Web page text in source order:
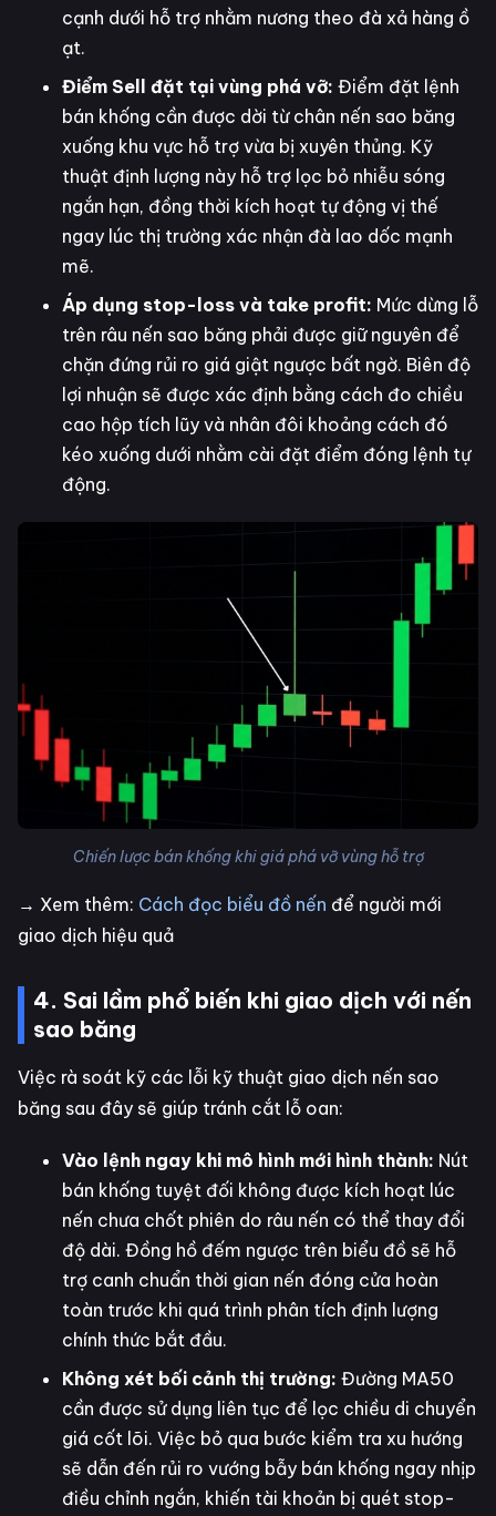
cạnh dưới hỗ trợ nhằm nương theo đà xả hàng ồ
ạt.
Điểm Sell đặt tại vùng phá vỡ: Điểm đặt lệnh
bán khống cần được dời từ chân nến sao băng
xuống khu vực hỗ trợ vừa bị xuyên thủng. Kỹ
thuật định lượng này hỗ trợ lọc bỏ nhiễu sóng
ngắn hạn, đồng thời kích hoạt tự động vị thế
ngay lúc thị trường xác nhận đà lao dốc mạnh
mẽ.
Áp dụng stop-loss và take profit: Mức dừng lỗ
trên râu nến sao băng phải được giữ nguyên để
chặn đứng rủi ro giá giật ngược bất ngờ. Biên độ
lợi nhuận sẽ được xác định bằng cách đo chiều
cao hộp tích lũy và nhân đôi khoảng cách đó
kéo xuống dưới nhằm cài đặt điểm đóng lệnh tự
động.
Chiến lược bán khống khi giá phá vỡ vùng hỗ trợ
→ Xem thêm: Cách đọc biểu đồ nến để người mới
giao dịch hiệu quả
4. Sai lầm phổ biến khi giao dịch với nến
sao băng
Việc rà soát kỹ các lỗi kỹ thuật giao dịch nến sao
băng sau đây sẽ giúp tránh cắt lỗ oan:
Vào lệnh ngay khi mô hình mới hình thành: Nút
bán khống tuyệt đối không được kích hoạt lúc
nến chưa chốt phiên do râu nến có thể thay đổi
độ dài. Đồng hồ đếm ngược trên biểu đồ sẽ hỗ
trợ canh chuẩn thời gian nến đóng cửa hoàn
toàn trước khi quá trình phân tích định lượng
chính thức bắt đầu.
Không xét bối cảnh thị trường: Đường MA50
cần được sử dụng liên tục để lọc chiều di chuyển
giá cốt lõi. Việc bỏ qua bước kiểm tra xu hướng
sẽ dẫn đến rủi ro vướng bẫy bán khống ngay nhịp
điều chỉnh ngắn, khiến tài khoản bị quét stop-